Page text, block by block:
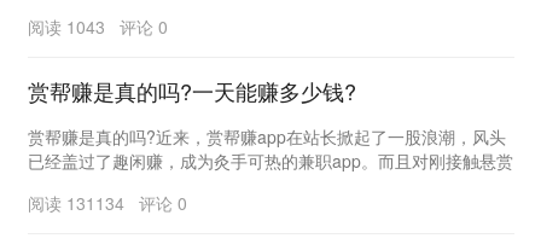
阅读 1043 评论 0
赏帮赚是真的吗?一天能赚多少钱?
赏帮赚是真的吗?近来，赏帮赚app在站长掀起了一股浪潮，风头
已经盖过了趣闲赚，成为灸手可热的兼职app。而且对刚接触悬赏
阅读 131134 评论 0